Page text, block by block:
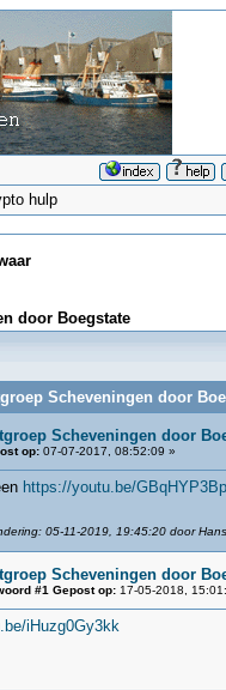
hulp
door Boegstate
Scheveningen door
Scheveningen door
op:07-07-2017, 08:52:09 »
https://youtu.be/
05-11-2019, 19:45:20 door Hans
Scheveningen door
#1 Gepost op:17-05-2018,
iHuzg0Gy3kk